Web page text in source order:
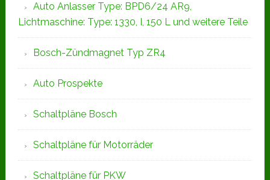
Auto Anlasser Type: BPD6/24 AR9,
Lichtmaschine: Type: 1330, I, 150 L und weitere Teile
Bosch-Zündmagnet Typ ZR4
Auto Prospekte
Schaltpläne Bosch
Schaltpläne für Motorräder
Schaltpläne für PKW